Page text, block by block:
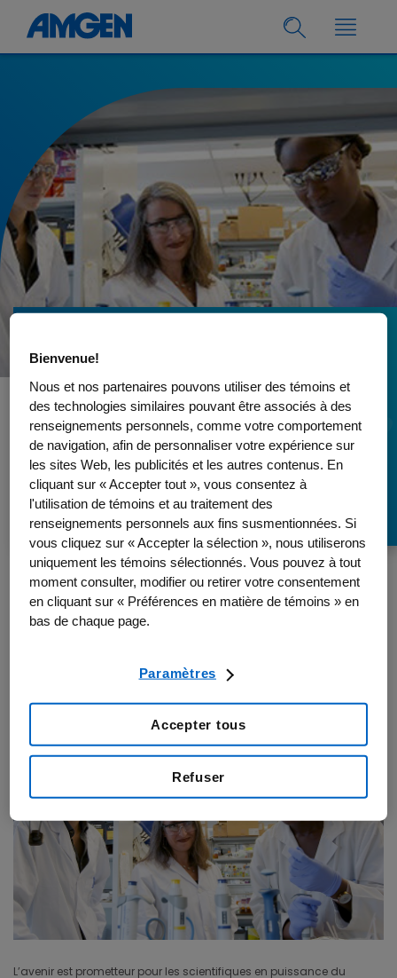
17.04.2022
Programme Amgen
Scholars : un
tremplin vers la
biotechnologie
Programme Amgen
Scholars : un tremplin
L’avenir est prometteur pour les scientifiques en puissance du
Bienvenue!
Nous et nos partenaires pouvons utiliser des témoins et
des technologies similaires pouvant être associés à des
renseignements personnels, comme votre comportement
de navigation, afin de personnaliser votre expérience sur
les sites Web, les publicités et les autres contenus. En
cliquant sur « Accepter tout », vous consentez à
l'utilisation de témoins et au traitement des
renseignements personnels aux fins susmentionnées. Si
vous cliquez sur « Accepter la sélection », nous utiliserons
uniquement les témoins sélectionnés. Vous pouvez à tout
moment consulter, modifier ou retirer votre consentement
en cliquant sur « Préférences en matière de témoins » en
bas de chaque page.
Paramètres
Refuser
Accepter tous